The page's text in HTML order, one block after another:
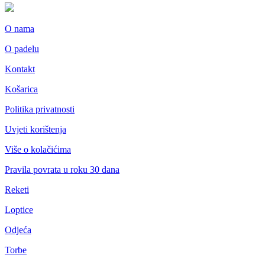
O nama
O padelu
Kontakt
Košarica
Politika privatnosti
Uvjeti korištenja
Više o kolačićima
Pravila povrata u roku 30 dana
Reketi
Loptice
Odjeća
Torbe